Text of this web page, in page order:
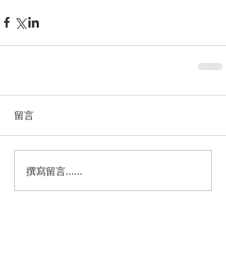
留言
撰寫留言......